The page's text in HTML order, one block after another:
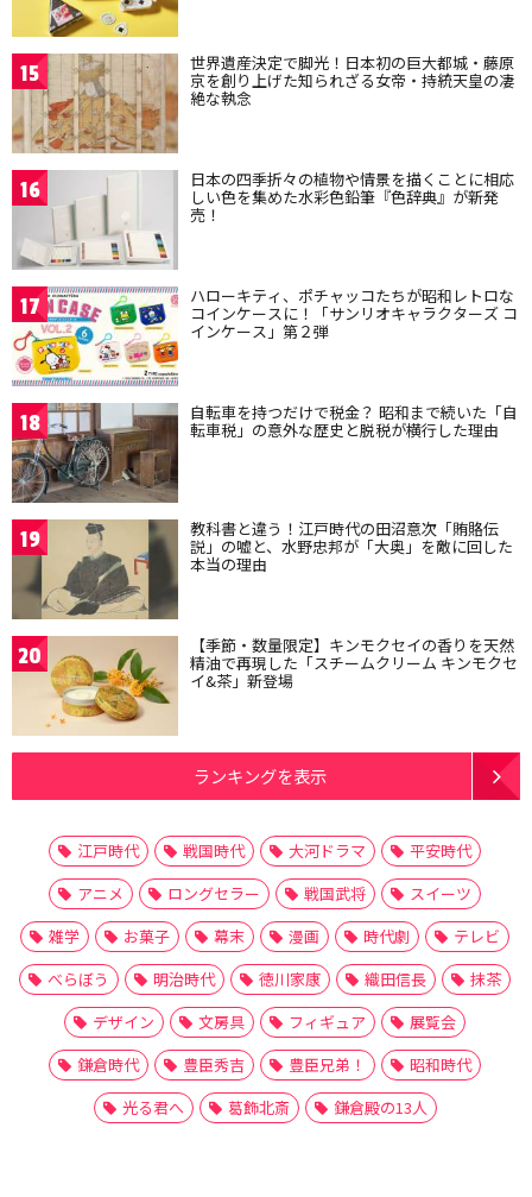
15 世界遺産決定で脚光！日本初の巨大都城・藤原
京を創り上げた知られざる女帝・持統天皇の凄
絶な執念
16 日本の四季折々の植物や情景を描くことに相応
しい色を集めた水彩色鉛筆『色辞典』が新発
売！
17 ハローキティ、ポチャッコたちが昭和レトロな
コインケースに！「サンリオキャラクターズ コ
インケース」第２弾
18 自転車を持つだけで税金？ 昭和まで続いた「自
転車税」の意外な歴史と脱税が横行した理由
19 教科書と違う！江戸時代の田沼意次「賄賂伝
説」の嘘と、水野忠邦が「大奥」を敵に回した
本当の理由
20 【季節・数量限定】キンモクセイの香りを天然
精油で再現した「スチームクリーム キンモクセ
イ&茶」新登場
ランキングを表示
江戸時代 戦国時代 大河ドラマ
平安時代
アニメ
ロングセラー 戦国武将
スイーツ
雑学
お菓子 幕末 漫画 時代劇
テレビ
べらぼう
明治時代 徳川家康 織田信長
抹茶
デザイン
文房具 フィギュア
展覧会
鎌倉時代
豊臣秀吉 豊臣兄弟！
昭和時代
光る君へ
葛飾北斎 鎌倉殿の13人